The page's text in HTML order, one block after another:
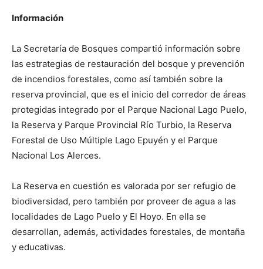
Información
La Secretaría de Bosques compartió información sobre
las estrategias de restauración del bosque y prevención
de incendios forestales, como así también sobre la
reserva provincial, que es el inicio del corredor de áreas
protegidas integrado por el Parque Nacional Lago Puelo,
la Reserva y Parque Provincial Río Turbio, la Reserva
Forestal de Uso Múltiple Lago Epuyén y el Parque
Nacional Los Alerces.
La Reserva en cuestión es valorada por ser refugio de
biodiversidad, pero también por proveer de agua a las
localidades de Lago Puelo y El Hoyo. En ella se
desarrollan, además, actividades forestales, de montaña
y educativas.